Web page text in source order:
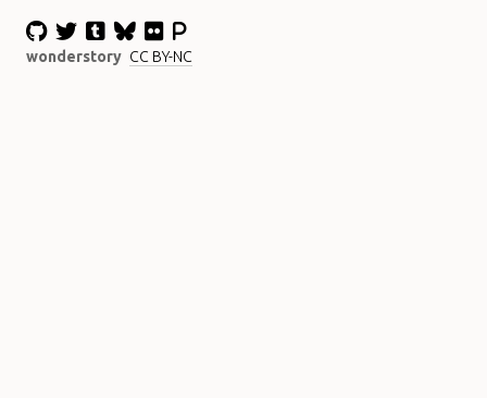
wonderstory CC BY-NC